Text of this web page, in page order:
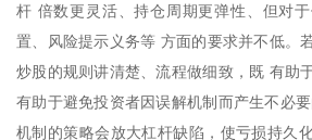
杆 倍数更灵活、持仓周期更弹性、但对
置、风险提示义务等 方面的要求并不低。
炒股的规则讲清楚、流程做细致，既 有助
有助于避免投资者因误解机制而产生不必
机制的策略会放大杠杆缺陷，使亏损持久